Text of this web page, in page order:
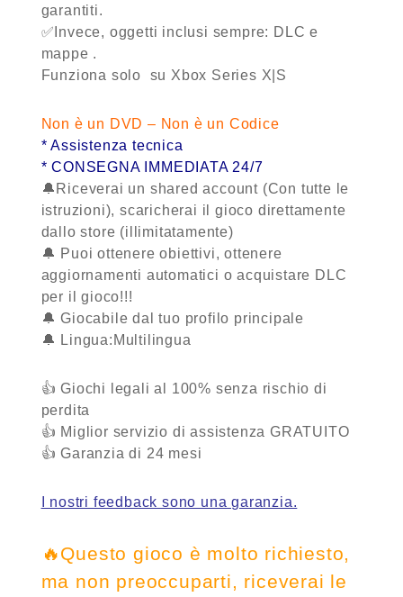
garantiti.
✅Invece, oggetti inclusi sempre: DLC e
mappe .
Funziona solo su Xbox Series X|S
Non è un DVD – Non è un Codice
* Assistenza tecnica
* CONSEGNA IMMEDIATA 24/7
🔔Riceverai un shared account (Con tutte le
istruzioni), scaricherai il gioco direttamente
dallo store (illimitatamente)
🔔 Puoi ottenere obiettivi, ottenere
aggiornamenti automatici o acquistare DLC
per il gioco!!!
🔔 Giocabile dal tuo profilo principale
🔔 Lingua:Multilingua
👍 Giochi legali al 100% senza rischio di
perdita
👍 Miglior servizio di assistenza GRATUITO
👍 Garanziadi 24 mesi
I nostri feedback sono una garanzia.
🔥Questo gioco è molto richiesto,
ma non preoccuparti, riceverai le